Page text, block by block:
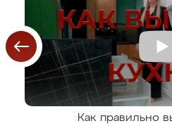
Как правильно